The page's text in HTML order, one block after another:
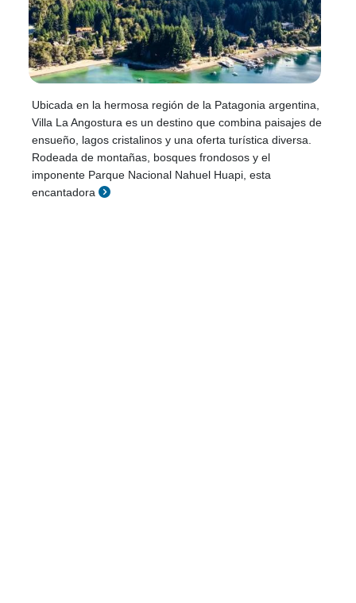
Ubicada en la hermosa región de la Patagonia argentina,
Villa La Angostura es un destino que combina paisajes de
ensueño, lagos cristalinos y una oferta turística diversa.
Rodeada de montañas, bosques frondosos y el
imponente Parque Nacional Nahuel Huapi, esta
encantadora